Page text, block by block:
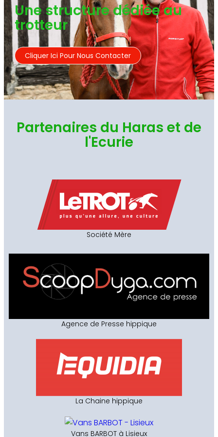
Une structure dédiée au
trotteur
Cliquer Ici Pour Nous Contacter
Partenaires du Haras et de
l'Ecurie
Société Mère
Agence de Presse hippique
La Chaine hippique
Vans BARBOT à Lisieux